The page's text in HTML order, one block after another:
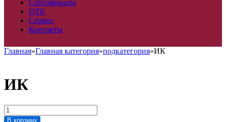
Сертификаты
ОТК
Сервис
Контакты
Главная»Главная категория»подкатегория»ИК
ИК
Количество
товара
В корзину